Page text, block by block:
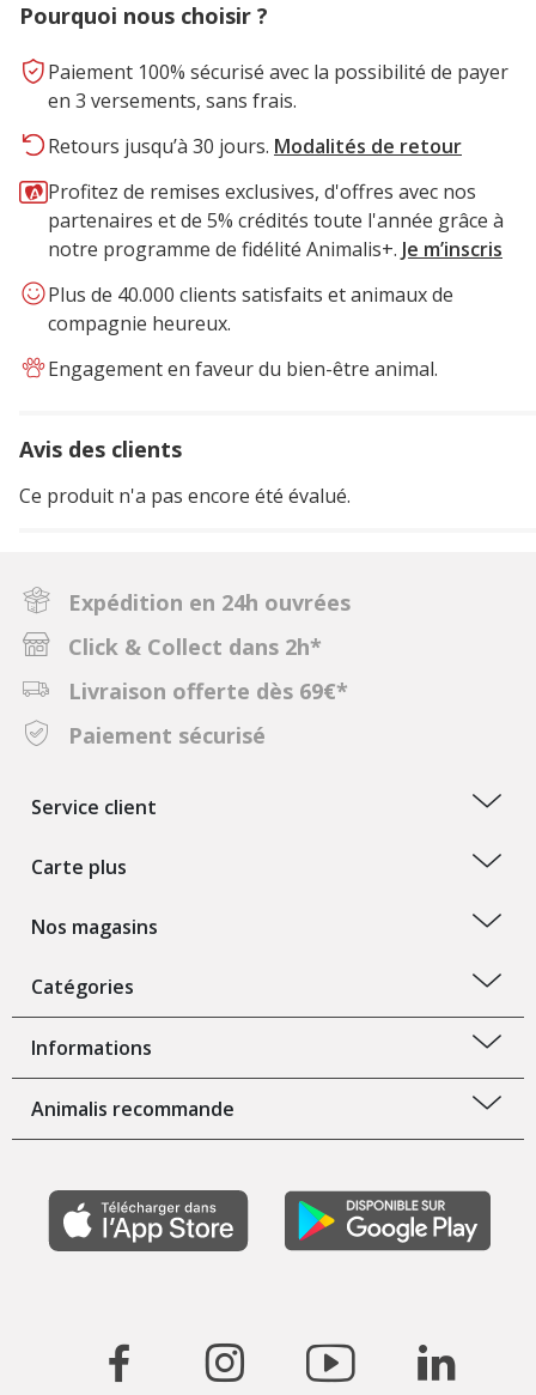
Pourquoi nous choisir ?
Paiement 100% sécurisé avec la possibilité de payer
en 3 versements, sans frais.
Retours jusqu’à 30 jours. Modalités de retour
Profitez de remises exclusives, d'offres avec nos
partenaires et de 5% crédités toute l'année grâce à
notre programme de fidélité Animalis+. Je m’inscris
Plus de 40.000 clients satisfaits et animaux de
compagnie heureux.
Engagement en faveur du bien-être animal.
Avis des clients
Ce produit n'a pas encore été évalué.
Expédition en 24h ouvrées
Click & Collect dans 2h*
Livraison offerte dès 69€*
Paiement sécurisé
Service client
Carte plus
Nos magasins
Catégories
Informations
Animalis recommande